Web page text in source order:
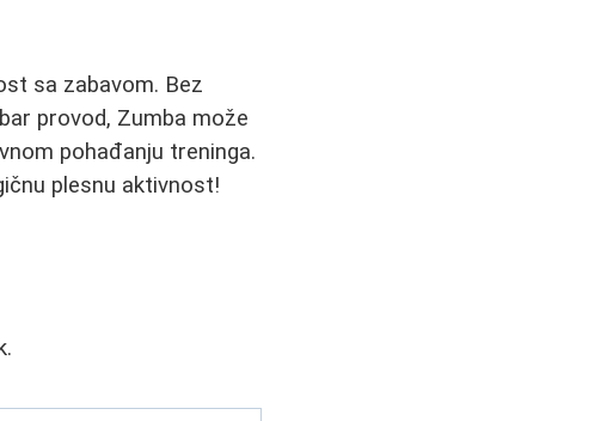
sa zabavom. Bez
provod, Zumba može
pohađanju treninga.
plesnu aktivnost!